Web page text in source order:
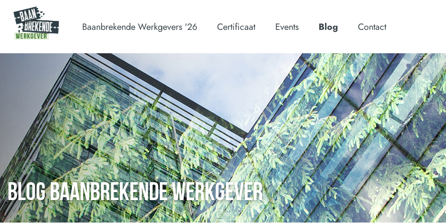
Baanbrekende Werkgevers '26 Certificaat Events Blog Contact
BLOG BAANBREKENDE WERKGEVER